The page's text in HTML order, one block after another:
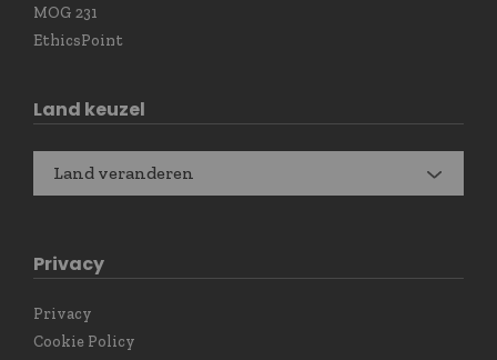
MOG 231
EthicsPoint
Land keuzel
Land veranderen
Privacy
Privacy
Cookie Policy